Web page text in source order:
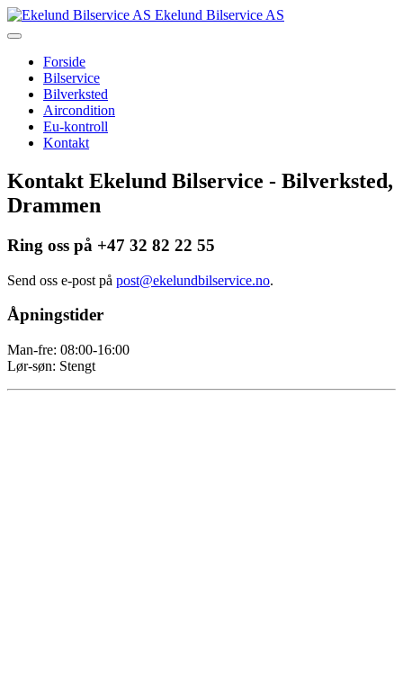
Ekelund Bilservice AS
Forside
Bilservice
Bilverksted
Aircondition
Eu-kontroll
Kontakt
Kontakt Ekelund Bilservice - Bilverksted,
Drammen
Ring oss på +47 32 82 22 55
Send oss e-post på .
Åpningstider
Man-fre: 08:00-16:00
Lør-søn: Stengt